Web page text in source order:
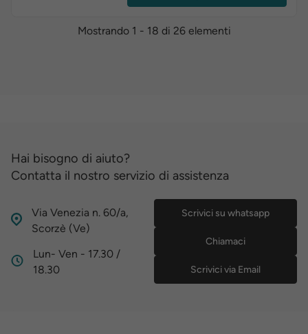
Mostrando 1 - 18 di 26 elementi
Hai bisogno di aiuto?
Contatta il nostro servizio di assistenza
Via Venezia n. 60/a,
Scorzè (Ve)
Lun- Ven - 17.30 /
18.30
Scrivici su whatsapp
Chiamaci
Scrivici via Email